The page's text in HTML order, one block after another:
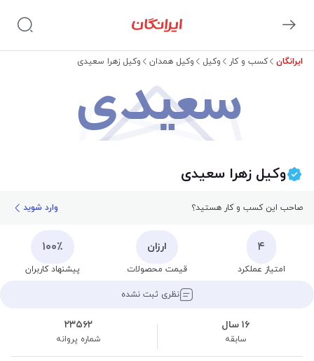
ایرانگان کسب و کار وکیل وکیل همدان وکیل زهرا سعیدی
سعیدی
وکیل زهرا سعیدی
صاحب این کسب و کار هستید؟ وارد شوید
۴
امتیاز عملکرد
ارزان
قیمت محصولات
۱۰۰٪
پیشنهاد کاربران
نظری ثبت نشده
۱۶ سال
سابقه
۲۳۵۶۲
شماره پروانه